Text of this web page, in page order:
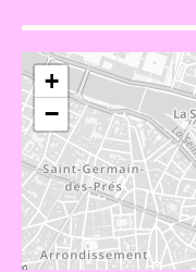
+
−